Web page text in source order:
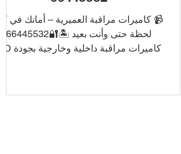
📹 كاميرات مراقبة العميرية – أمانك في كل
لحظة حتى وأنت بعيد 🏝️🔐66445532
كاميرات مراقبة داخلية وخارجية بجودة HD